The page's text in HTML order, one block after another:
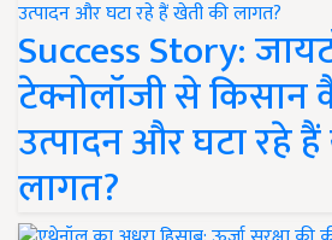
Success Story:
टेक्नोलॉजी से किसान
उत्पादन और घटा रहे
लागत?